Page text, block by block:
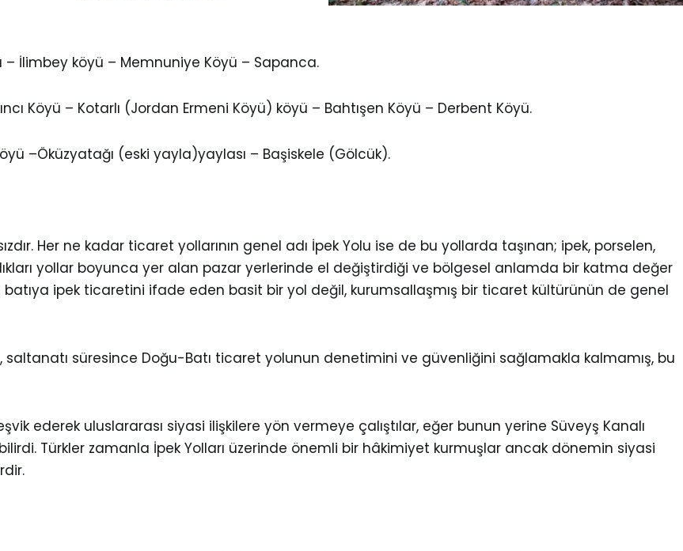
– İlimbey köyü – Memnuniye Köyü – Sapanca.
Köyü – Kotarlı (Jordan Ermeni Köyü) köyü – Bahtışen Köyü – Derbent Köyü.
–Öküzyatağı (eski yayla)yaylası – Başiskele (Gölcük).
Her ne kadar ticaret yollarının genel adı İpek Yolu ise de bu yollarda taşınan; ipek, porselen,
yollar boyunca yer alan pazar yerlerinde el değiştirdiği ve bölgesel anlamda bir katma değer
batıya ipek ticaretini ifade eden basit bir yol değil, kurumsallaşmış bir ticaret kültürünün de genel
saltanatı süresince Doğu-Batı ticaret yolunun denetimini ve güvenliğini sağlamakla kalmamış, bu
ederek uluslararası siyasi ilişkilere yön vermeye çalıştılar, eğer bunun yerine Süveyş Kanalı
Türkler zamanla İpek Yolları üzerinde önemli bir hâkimiyet kurmuşlar ancak dönemin siyasi